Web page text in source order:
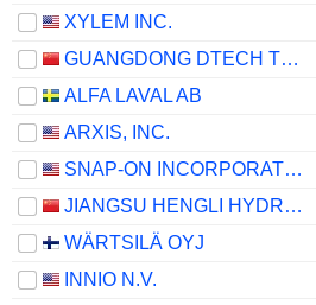
XYLEM INC.
GUANGDONG DTECH TECHNOLOGY CO., LTD.
ALFA LAVAL AB
ARXIS, INC.
SNAP-ON INCORPORATED
JIANGSU HENGLI HYDRAULIC CO.,LTD
WÄRTSILÄ OYJ
INNIO N.V.